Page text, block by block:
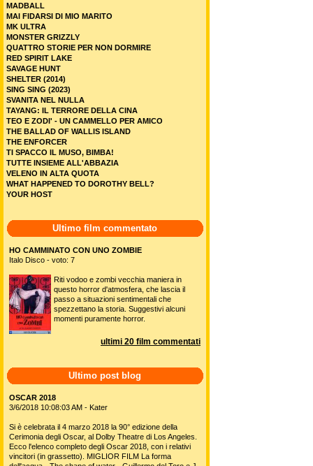
MADBALL
MAI FIDARSI DI MIO MARITO
MK ULTRA
MONSTER GRIZZLY
QUATTRO STORIE PER NON DORMIRE
RED SPIRIT LAKE
SAVAGE HUNT
SHELTER (2014)
SING SING (2023)
SVANITA NEL NULLA
TAYANG: IL TERRORE DELLA CINA
TEO E ZODI' - UN CAMMELLO PER AMICO
THE BALLAD OF WALLIS ISLAND
THE ENFORCER
TI SPACCO IL MUSO, BIMBA!
TUTTE INSIEME ALL'ABBAZIA
VELENO IN ALTA QUOTA
WHAT HAPPENED TO DOROTHY BELL?
YOUR HOST
Ultimo film commentato
HO CAMMINATO CON UNO ZOMBIE
Italo Disco - voto: 7
Riti vodoo e zombi vecchia maniera in
questo horror d'atmosfera, che lascia il
passo a situazioni sentimentali che
spezzettano la storia. Suggestivi alcuni
momenti puramente horror.
ultimi 20 film commentati
Ultimo post blog
OSCAR 2018
3/6/2018 10:08:03 AM - Kater
Si è celebrata il 4 marzo 2018 la 90° edizione della
Cerimonia degli Oscar, al Dolby Theatre di Los Angeles.
Ecco l'elenco completo degli Oscar 2018, con i relativi
vincitori (in grassetto). MIGLIOR FILM La forma